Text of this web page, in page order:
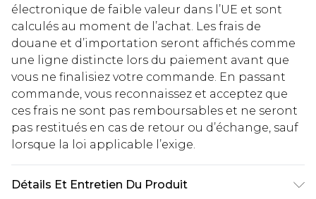
électronique de faible valeur dans l’UE et sont
calculés au moment de l’achat. Les frais de
douane et d’importation seront affichés comme
une ligne distincte lors du paiement avant que
vous ne finalisiez votre commande. En passant
commande, vous reconnaissez et acceptez que
ces frais ne sont pas remboursables et ne seront
pas restitués en cas de retour ou d’échange, sauf
lorsque la loi applicable l’exige.
Détails Et Entretien Du Produit